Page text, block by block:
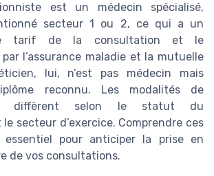
est un médecin spécialisé,
secteur 1 ou 2, ce qui a un
tarif de la consultation et le
l’assurance maladie et la mutuelle
lui, n’est pas médecin mais
reconnu. Les modalités de
diffèrent selon le statut du
secteur d’exercice. Comprendre ces
essentiel pour anticiper la prise en
de vos consultations.